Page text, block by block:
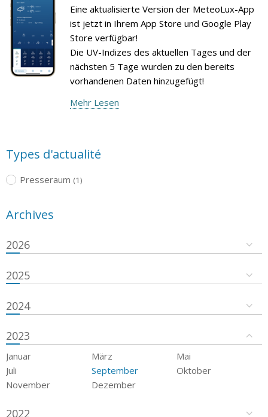
Eine aktualisierte Version der MeteoLux-App
ist jetzt in Ihrem App Store und Google Play
Store verfügbar!
Die UV-Indizes des aktuellen Tages und der
nächsten 5 Tage wurden zu den bereits
vorhandenen Daten hinzugefügt!
Mehr Lesen
Types d'actualité
Presseraum (1)
Archives
2026
2025
2024
2023
Januar März
Mai
Juli
September
Oktober
November
Dezember
2022